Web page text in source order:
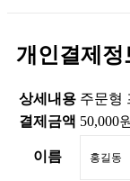
개인결제정
상세내용 주문형
결제금액 50,000원
이름